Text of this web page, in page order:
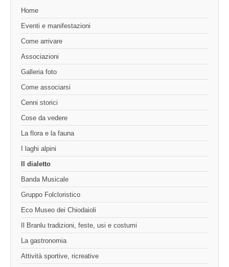
Home
Eventi e manifestazioni
Come arrivare
Associazioni
Galleria foto
Come associarsi
Cenni storici
Cose da vedere
La flora e la fauna
I laghi alpini
Il dialetto
Banda Musicale
Gruppo Folcloristico
Eco Museo dei Chiodaioli
Il Branlu tradizioni, feste, usi e costumi
La gastronomia
Attività sportive, ricreative